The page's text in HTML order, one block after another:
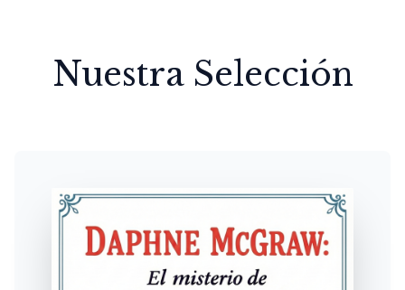
Nuestra Selección